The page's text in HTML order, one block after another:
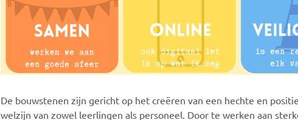
De bouwstenen zijn gericht op het creëren van een hechte en
welzijn van zowel leerlingen als personeel. Door te werken aan